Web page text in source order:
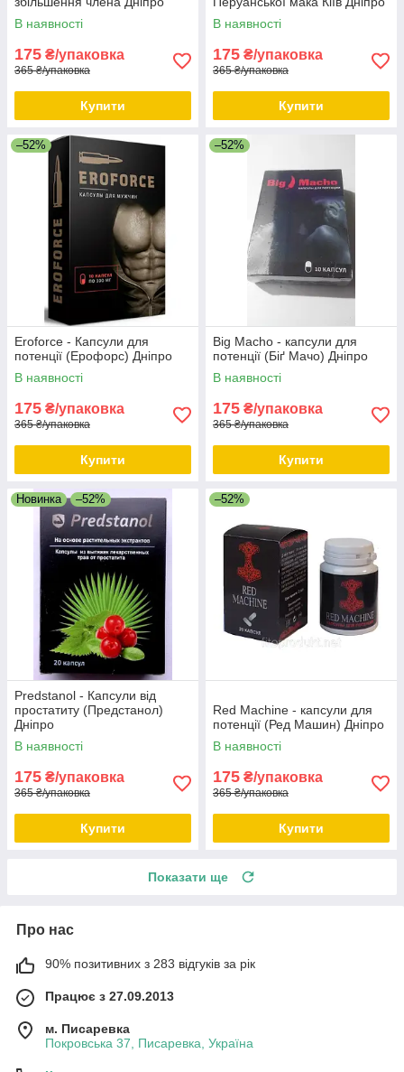
В наявності
175 ₴/упаковка
365 ₴/упаковка
Купити
В наявності
175 ₴/упаковка
365 ₴/упаковка
Купити
–52%
Eroforce - Капсули для
потенції (Ерофорс) Дніпро
В наявності
175 ₴/упаковка
365 ₴/упаковка
Купити
–52%
Big Macho - капсули для
потенції (Біґ Мачо) Дніпро
В наявності
175 ₴/упаковка
365 ₴/упаковка
Купити
Новинка –52%
Predstanol - Капсули від
простатиту (Предстанол)
Дніпро
В наявності
175 ₴/упаковка
365 ₴/упаковка
Купити
–52%
Red Machine - капсули для
потенції (Ред Машин) Дніпро
В наявності
175 ₴/упаковка
365 ₴/упаковка
Купити
Показати ще
Про нас
90% позитивних з 283 відгуків за рік
Працює з 27.09.2013
м. Писаревка
Покровська 37, Писаревка, Україна